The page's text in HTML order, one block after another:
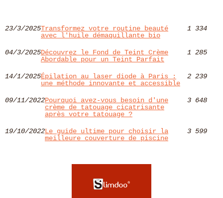
23/3/2025Transformez votre routine beauté
avec l'huile démaquillante bio
1 334
04/3/2025Découvrez le Fond de Teint Crème
Abordable pour un Teint Parfait
1 285
14/1/2025Épilation au laser diode à Paris :
une méthode innovante et accessible
2 239
09/11/2022Pourquoi avez-vous besoin d'une
crème de tatouage cicatrisante
après votre tatouage ?
3 648
19/10/2022Le guide ultime pour choisir la
meilleure couverture de piscine
3 599